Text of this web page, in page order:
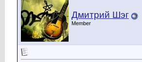
Дмитрий Шэг
Member